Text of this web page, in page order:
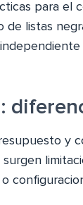
para el
listas
y